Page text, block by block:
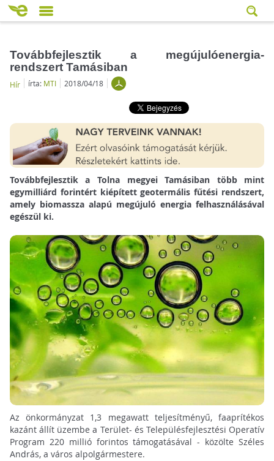
Továbbfejlesztik a megújulóenergia-
rendszert Tamásiban
Hír írta: MTI 2018/04/18
Továbbfejlesztik a Tolna megyei Tamásiban több mint
egymilliárd forintért kiépített geotermális fűtési rendszert,
amely biomassza alapú megújuló energia felhasználásával
egészül ki.
Az önkormányzat 1,3 megawatt teljesítményű, faaprítékos
kazánt állít üzembe a Terület- és Településfejlesztési Operatív
Program 220 millió forintos támogatásával - közölte Széles
András, a város alpolgármestere.